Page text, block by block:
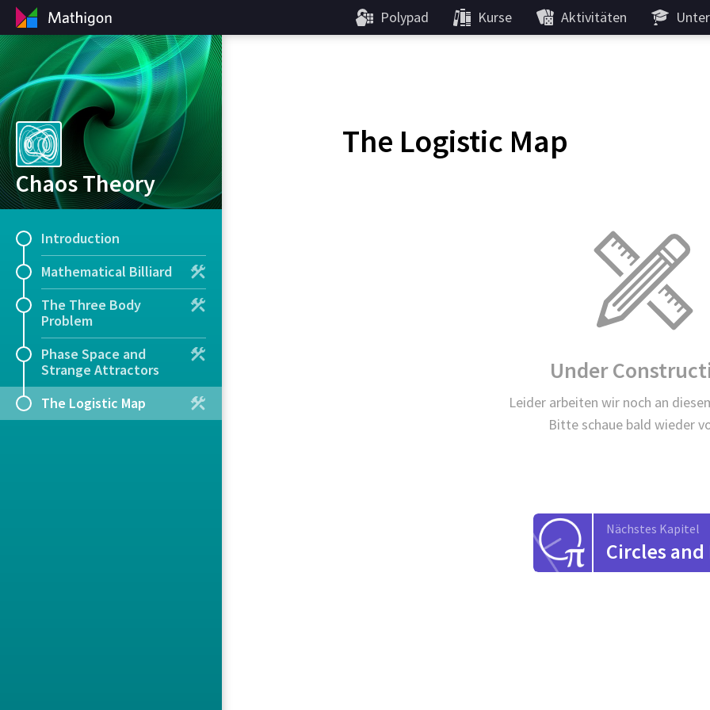
Polypad Kurse Aktivitäten
Chaos Theory
Introduction
Mathematical Billiard
The Three Body
Problem
Phase Space and
Strange Attractors
The Logistic Map
The Logistic Map
Under
Leider arbeiten wir noch an
Bitte schaue bald wieder
Nächstes Kapitel
Circles and